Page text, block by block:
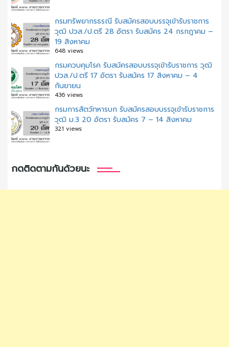
กรมทรัพยากรธรณี รับสมัครสอบบรรจุเข้ารับราชการ
วุฒิ ปวส./ป.ตรี 28 อัตรา รับสมัคร 24 กรกฎาคม –
19 สิงหาคม
648 views
กรมควบคุมโรค รับสมัครสอบบรรจุเข้ารับราชการ วุฒิ
ปวส./ป.ตรี 17 อัตรา รับสมัคร 17 สิงหาคม – 4
กันยายน
436 views
กรมการสัตว์ทหารบก รับสมัครสอบบรรจุเข้ารับราชการ
วุฒิ ม.3 20 อัตรา รับสมัคร 7 – 14 สิงหาคม
321 views
กดติดตามกันด้วยนะ